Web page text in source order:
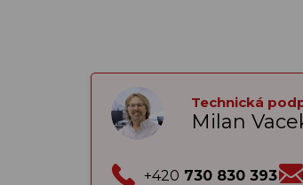
Technická
Milan
+420 730 830 393